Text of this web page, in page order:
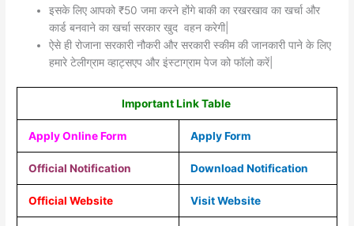
इसके लिए आपको ₹50 जमा करने होंगे बाकी का रखरखाव का खर्चा और
कार्ड बनवाने का खर्चा सरकार खुद वहन करेगी|
ऐसे ही रोजाना सरकारी नौकरी और सरकारी स्कीम की जानकारी पाने के लिए
हमारे टेलीग्राम व्हाट्सएप और इंस्टाग्राम पेज को फॉलो करें|
Important Link Table
Apply Online Form Apply Form
Official Notification Download Notification
Official Website Visit Website